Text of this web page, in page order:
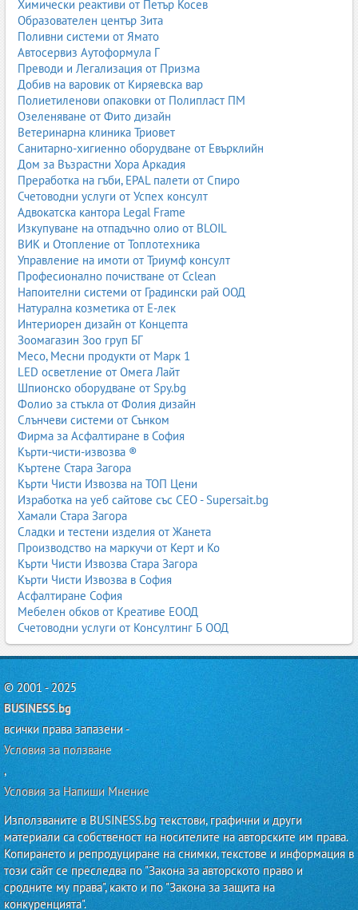
Химически реактиви от Петър Косев
Образователен център Зита
Поливни системи от Ямато
Автосервиз Аутоформула Г
Преводи и Легализация от Призма
Добив на варовик от Киряевска вар
Полиетиленови опаковки от Полипласт ПМ
Озеленяване от Фито дизайн
Ветеринарна клиника Триовет
Санитарно-хигиенно оборудване от Евърклийн
Дом за Възрастни Хора Аркадия
Преработка на гъби, EPAL палети от Спиро
Счетоводни услуги от Успех консулт
Адвокатска кантора Legal Frame
Изкупуване на отпадъчно олио от BLOIL
ВИК и Отопление от Топлотехника
Управление на имоти от Триумф консулт
Професионално почистване от Cclean
Напоителни системи от Градински рай ООД
Натурална козметика от Е-лек
Интериорен дизайн от Концепта
Зоомагазин Зоо груп БГ
Месо, Месни продукти от Марк 1
LED осветление от Омега Лайт
Шпионско оборудване от Spy.bg
Фолио за стъкла от Фолия дизайн
Слънчеви системи от Сънком
Фирма за Асфалтиране в София
Кърти-чисти-извозва ®
Къртене Стара Загора
Кърти Чисти Извозва на ТОП Цени
Изработка на уеб сайтове със СЕО - Supersait.bg
Хамали Стара Загора
Сладки и тестени изделия от Жанета
Производство на маркучи от Керт и Ко
Кърти Чисти Извозва Стара Загора
Кърти Чисти Извозва в София
Асфалтиране София
Мебелен обков от Креативе ЕООД
Счетоводни услуги от Консултинг Б ООД
© 2001 - 2025
BUSINESS.bg
всички права запазени -
Условия за ползване
,
Условия за Напиши Мнение
Използваните в BUSINESS.bg текстови, графични и други
материали са собственост на носителите на авторските им права.
Копирането и репродуциране на снимки, текстове и информация в
този сайт се преследва по "Закона за авторското право и
сродните му права", както и по "Закона за защита на
конкуренцията".